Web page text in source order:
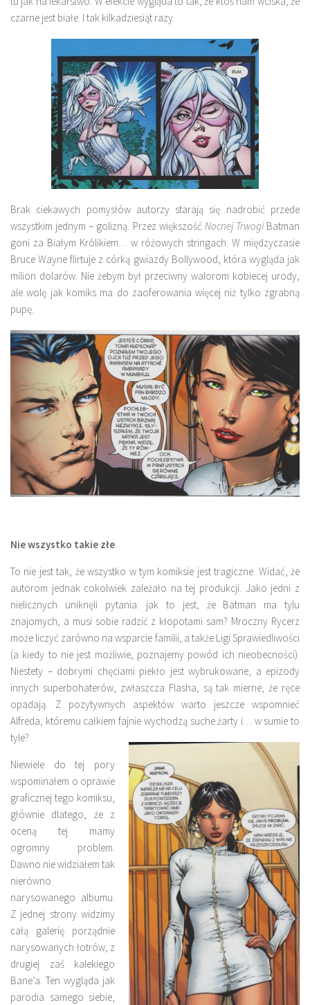
czarne jest białe. I tak kilkadziesiąt razy.
Brak ciekawych pomysłów autorzy starają się nadrobić przede
wszystkim jednym – golizną. Przez większość Nocnej TrwogiBatman
goni za Białym Królikiem… w różowych stringach. W międzyczasie
Bruce Wayne flirtuje z córką gwiazdy Bollywood, która wygląda jak
milion dolarów. Nie żebym był przeciwny walorom kobiecej urody,
ale wolę jak komiks ma do zaoferowania więcej niż tylko zgrabną
pupę.
Nie wszystko takie złe
To nie jest tak, że wszystko w tym komiksie jest tragiczne. Widać, że
autorom jednak cokolwiek zależało na tej produkcji. Jako jedni z
nielicznych uniknęli pytania: jak to jest, że Batman ma tylu
znajomych, a musi sobie radzić z kłopotami sam? Mroczny Rycerz
może liczyć zarówno na wsparcie familii, a także Ligi Sprawiedliwości
(a kiedy to nie jest możliwie, poznajemy powód ich nieobecności).
Niestety – dobrymi chęciami piekło jest wybrukowane, a epizody
innych superbohaterów, zwłaszcza Flasha, są tak mierne, że ręce
opadają. Z pozytywnych aspektów warto jeszcze wspomnieć
Alfreda, któremu całkiem fajnie wychodzą suche żarty i… w sumie to
tyle?
Niewiele do tej pory
wspominałem o oprawie
graficznej tego komiksu,
głównie dlatego, że z
oceną tej mamy
ogromny problem.
Dawno nie widziałem tak
nierówno
narysowanego albumu.
Z jednej strony widzimy
całą galerię porządnie
narysowanych łotrów, z
drugiej zaś kalekiego
Bane’a. Ten wygląda jak
parodia samego siebie,